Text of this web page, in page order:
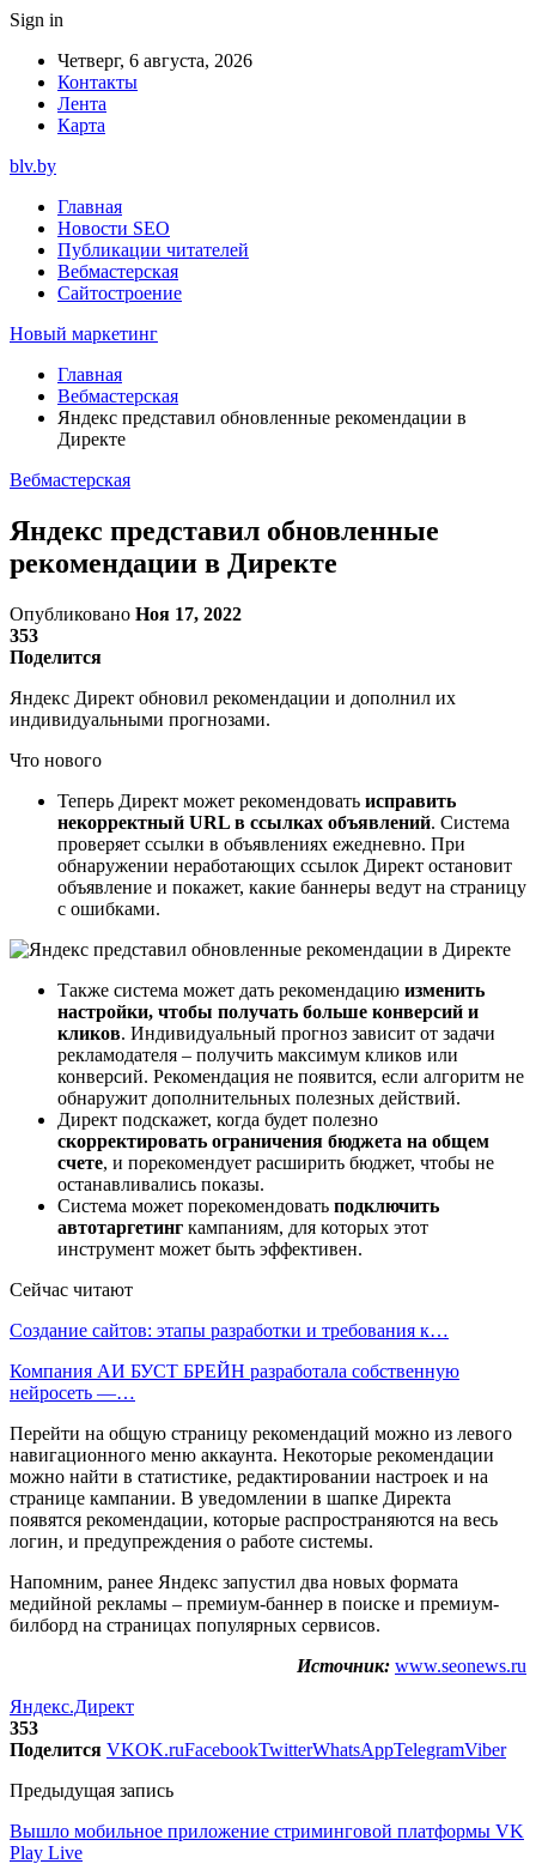
Sign in
Четверг, 6 августа, 2026
Контакты
Лента
Карта
blv.by
Главная
Новости SEO
Публикации читателей
Вебмастерская
Сайтостроение
Новый маркетинг
Главная
Вебмастерская
Яндекс представил обновленные рекомендации в
Директе
Вебмастерская
Яндекс представил обновленные
рекомендации в Директе
Опубликовано Ноя 17, 2022
353
Поделится
Яндекс Директ обновил рекомендации и дополнил их
индивидуальными прогнозами.
Что нового
Теперь Директ может рекомендовать исправить
некорректный URL в ссылках объявлений. Система
проверяет ссылки в объявлениях ежедневно. При
обнаружении неработающих ссылок Директ остановит
объявление и покажет, какие баннеры ведут на страницу
с ошибками.
Также система может дать рекомендацию изменить
настройки, чтобы получать больше конверсий и
кликов. Индивидуальный прогноз зависит от задачи
рекламодателя – получить максимум кликов или
конверсий. Рекомендация не появится, если алгоритм не
обнаружит дополнительных полезных действий.
Директ подскажет, когда будет полезно
скорректировать ограничения бюджета на общем
счете, и порекомендует расширить бюджет, чтобы не
останавливались показы.
Система может порекомендовать подключить
автотаргетинг кампаниям, для которых этот
инструмент может быть эффективен.
Сейчас читают
Создание сайтов: этапы разработки и требования к…
Компания АИ БУСТ БРЕЙН разработала собственную
нейросеть —…
Перейти на общую страницу рекомендаций можно из левого
навигационного меню аккаунта. Некоторые рекомендации
можно найти в статистике, редактировании настроек и на
странице кампании. В уведомлении в шапке Директа
появятся рекомендации, которые распространяются на весь
логин, и предупреждения о работе системы.
Напомним, ранее Яндекс запустил два новых формата
медийной рекламы – премиум-баннер в поиске и премиум-
билборд на страницах популярных сервисов.
Источник: www.seonews.ru
Яндекс.Директ
353
Поделится VKOK.ruFacebookTwitterWhatsAppTelegramViber
Предыдущая запись
Вышло мобильное приложение стриминговой платформы VK
Play Live